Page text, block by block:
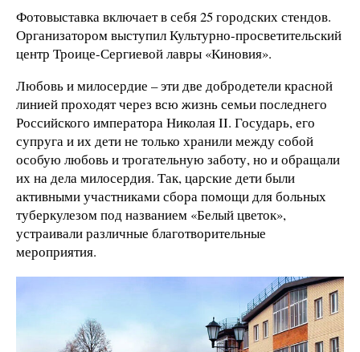
Фотовыставка включает в себя 25 городских стендов.
Организатором выступил Культурно-просветительский
центр Троице-Сергиевой лавры «Киновия».
Любовь и милосердие – эти две добродетели красной
линией проходят через всю жизнь семьи последнего
Российского императора Николая II. Государь, его
супруга и их дети не только хранили между собой
особую любовь и трогательную заботу, но и обращали
их на дела милосердия. Так, царские дети были
активными участниками сбора помощи для больных
туберкулезом под названием «Белый цветок»,
устраивали различные благотворительные
мероприятия.